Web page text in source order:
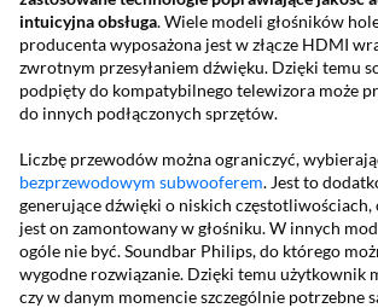
intuicyjna obsługa. Wiele modeli głośników
producenta wyposażona jest w złącze HDMI
zwrotnym przesyłaniem dźwięku. Dzięki temu
podpięty do kompatybilnego telewizora może
do innych podłączonych sprzętów.
Liczbę przewodów można ograniczyć,
bezprzewodowym subwooferem. Jest to
generujące dźwięki o niskich częstotliwościach,
jest on zamontowany w głośniku. W innych
ogóle nie być. Soundbar Philips, do którego
wygodne rozwiązanie. Dzięki temu użytkownik
czy w danym momencie szczególnie potrzebne